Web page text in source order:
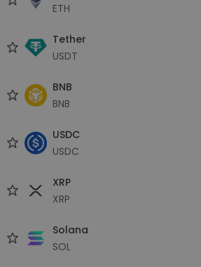
ETH
Tether
USDT
BNB
BNB
USDC
USDC
XRP
XRP
Solana
SOL